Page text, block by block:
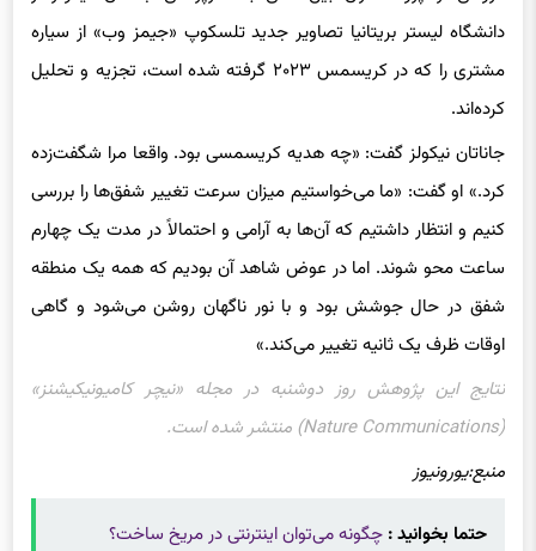
دانشگاه لیستر بریتانیا تصاویر جدید تلسکوپ «جیمز وب» از سیاره
مشتری را که در کریسمس ۲۰۲۳ گرفته شده است، تجزیه و تحلیل
کرده‌اند.
جاناتان نیکولز گفت: «چه هدیه کریسمسی بود. واقعا مرا شگفت‌زده
کرد.» او گفت: «ما می‌خواستیم میزان سرعت تغییر شفق‌ها را بررسی
کنیم و انتظار داشتیم که آن‌ها به آرامی و احتمالاً در مدت یک چهارم
ساعت محو شوند. اما در عوض شاهد آن بودیم که همه یک منطقه
شفق در حال جوشش بود و با نور ناگهان روشن می‌شود و گاهی
اوقات ظرف یک ثانیه تغییر می‌کند.»
نتایج این پژوهش روز دوشنبه در مجله «نیچر کامیونیکیشنز»
(Nature Communications) منتشر شده است.
منبع:‌یورونیوز
حتما بخوانید :چگونه می‌توان اینترنتی در مریخ ساخت؟